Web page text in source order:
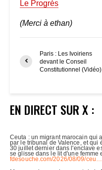
Le Progrès
(Merci à ethan)
Paris : Les Ivoiriens
devant le Conseil
Constitutionnel (Vidéo)
EN DIRECT SUR X :